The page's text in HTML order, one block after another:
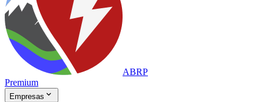
ABRP
Premium
Empresas 